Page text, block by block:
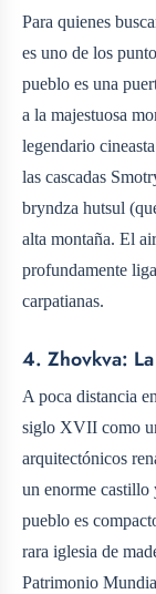
Para quienes
es uno de los
pueblo es una
a la majestuosa
legendario
las cascadas
bryndza hutsul
alta montaña. El
profundamente
carpatianas.
4. Zhovkva:
A poca distancia
siglo XVII como
arquitectónicos
un enorme castillo
pueblo es
rara iglesia de
Patrimonio